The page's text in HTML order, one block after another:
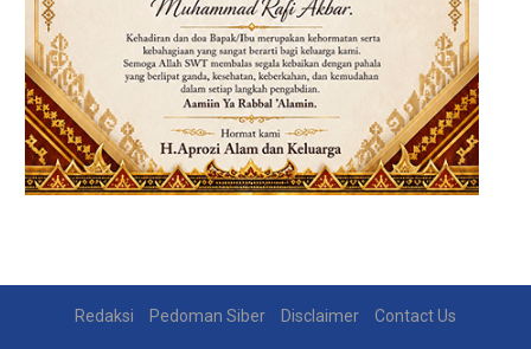
Redaksi Pedoman Siber Disclaimer Contact Us